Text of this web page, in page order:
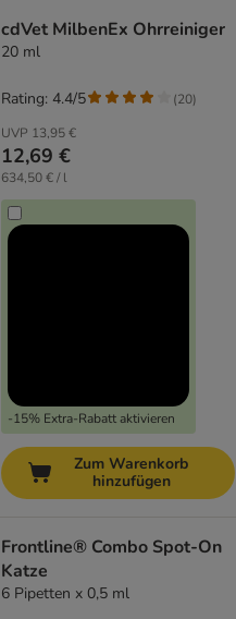
cdVet MilbenEx Ohrreiniger
20 ml
UVP 13,95 €
12,69 €
634,50 € / l
-15% Extra-Rabatt aktivieren
Rating: 4.4/5 (20)
Zum Warenkorb
hinzufügen
Frontline® Combo Spot-On
Katze
6 Pipetten x 0,5 ml